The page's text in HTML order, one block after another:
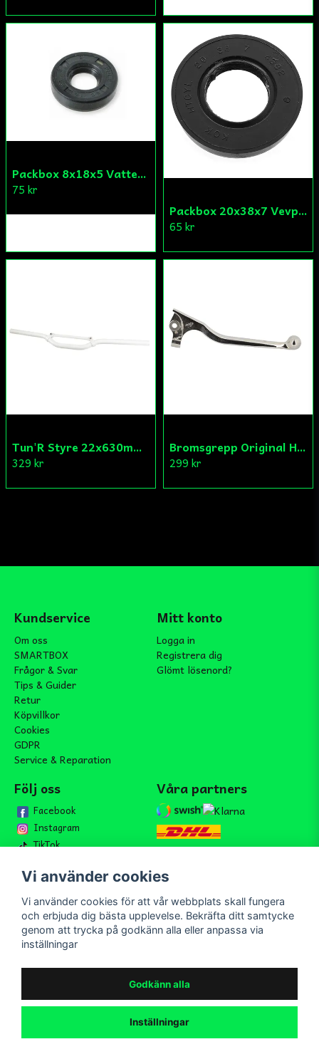
Packbox 8x18x5 Vattenpump Aprilia/Derbi/Gilera (original)
75 kr
Packbox 20x38x7 Vevparti Derbi (original)
65 kr
Tun'R Styre 22x630mm Vit
329 kr
Bromsgrepp Original Hö Peugeot Ludix/Speedfight/Vivacity
299 kr
Kundservice
Om oss
SMARTBOX
Frågor & Svar
Tips & Guider
Retur
Köpvillkor
Cookies
GDPR
Service & Reparation
Mitt konto
Logga in
Registrera dig
Glömt lösenord?
Följ oss
Facebook
Instagram
TikTok
Våra partners
Bli medlem i vårt nyhetsbrev
email
Mejladress Skicka
Bli medlem i vårt nyhetsbrev och ta del av våra nyheter och
Vi använder cookies
Vi använder cookies för att vår webbplats skall fungera
och erbjuda dig bästa upplevelse. Bekräfta ditt samtycke
genom att trycka på godkänn alla eller anpassa via
inställningar
Godkänn alla
Inställningar